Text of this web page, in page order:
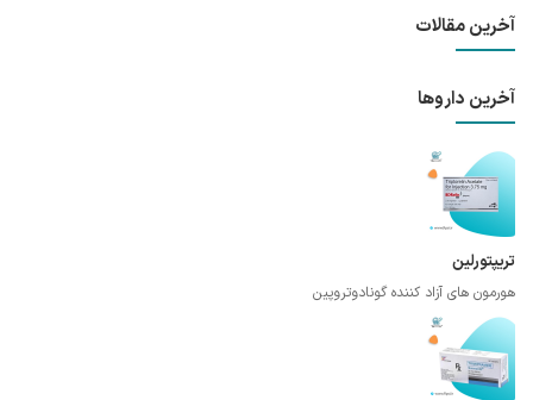
آخرین مقالات
آخرین داروها
تریپتورلین
هورمون های آزاد کننده گونادوتروپین